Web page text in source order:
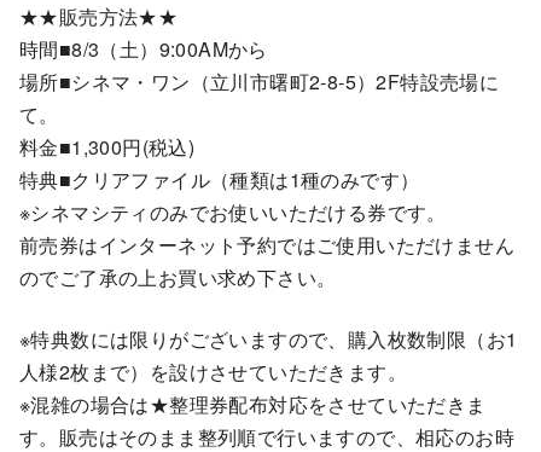
★★販売方法★★
時間■8/3（土）9:00AMから
場所■シネマ・ワン（立川市曙町2-8-5）2F特設売場に
て。
料金■1,300円(税込)
特典■クリアファイル（種類は1種のみです）
※シネマシティのみでお使いいただける券です。
前売券はインターネット予約ではご使用いただけません
のでご了承の上お買い求め下さい。
※特典数には限りがございますので、購入枚数制限（お1
人様2枚まで）を設けさせていただきます。
※混雑の場合は★整理券配布対応をさせていただきま
す。販売はそのまま整列順で行いますので、相応のお時